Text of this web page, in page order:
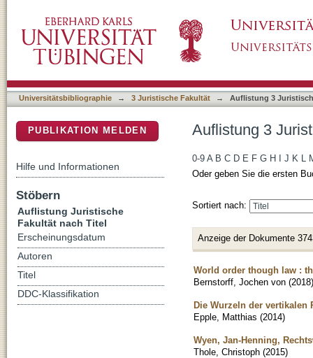
Universitätsbibliographie → 3 Juristische Fakultät → Auflistung 3
Auflistung 3
0-9 A B C D E F G H J K L
Oder geben Sie die ersten
Sortiert nach:
Anzeige der Dokumente
World order though law :
Bernstorff, Jochen von (2018)
Die Wurzeln der
Epple, Matthias (2014)
Wyen, Jan-Henning,
Thole, Christoph (2015)
PUBLIKATION MELDEN
Hilfe und Informationen
Stöbern
Auflistung Juristische
Fakultät nach Titel
Erscheinungsdatum
Autoren
Titel
DDC-Klassifikation